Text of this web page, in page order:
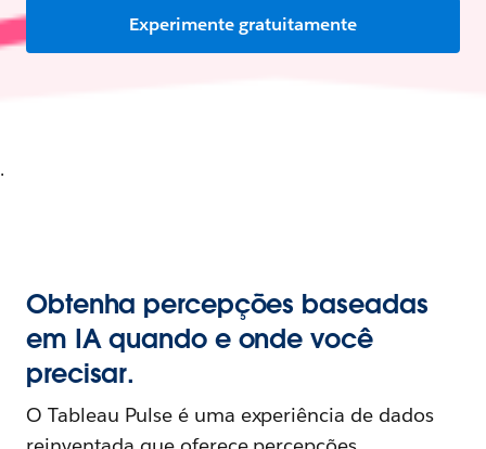
Experimente gratuitamente
.
Obtenha percepções baseadas
em IA quando e onde você
precisar.
O Tableau Pulse é uma experiência de dados